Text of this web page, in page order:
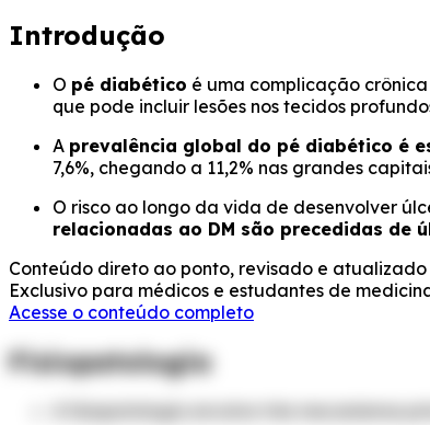
Introdução
O pé diabético é uma complicação
que pode incluir lesões nos tecidos
A prevalência global do pé diabético é
7,6%, chegando a 11,2% nas grandes
O risco ao longo da vida de desenvolver
relacionadas ao DM são precedidas de
Conteúdo direto ao ponto, revisado e atualizado
Exclusivo para médicos e estudantes de
Acesse o conteúdo completo
Fisiopatologia
A fisiopatologia envolve três mecanismos